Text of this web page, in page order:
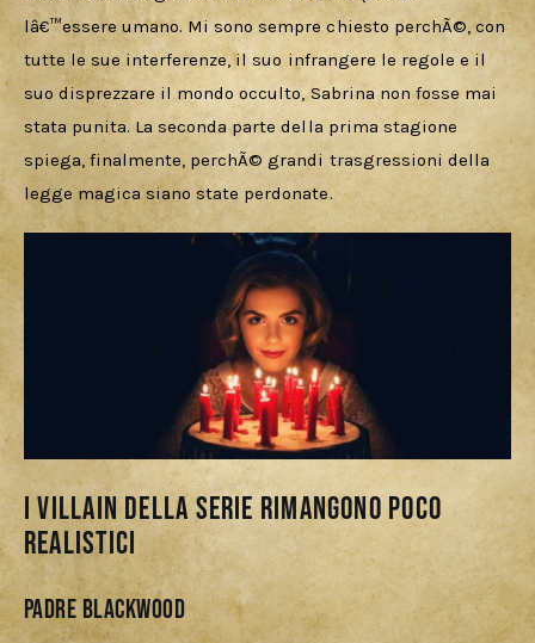
lâ€™essere umano. Mi sono sempre chiesto perchÃ©, con
tutte le sue interferenze, il suo infrangere le regole e il
suo disprezzare il mondo occulto, Sabrina non fosse mai
stata punita. La seconda parte della prima stagione
spiega, finalmente, perchÃ© grandi trasgressioni della
legge magica siano state perdonate.
I Villain della serie rimangono poco
realistici
Padre Blackwood